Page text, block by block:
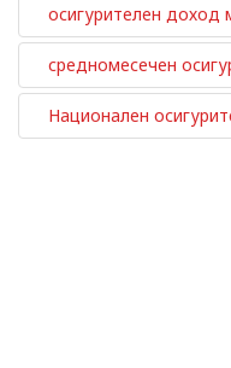
осигурителен доход
средномесечен
Национален